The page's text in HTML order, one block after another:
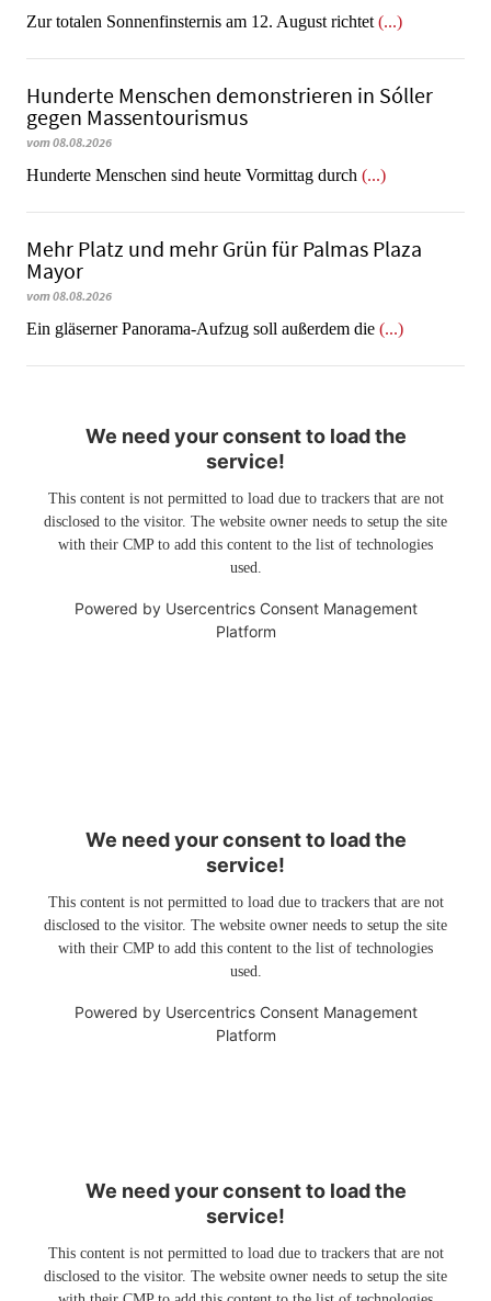
Zur totalen Sonnenfinsternis am 12. August richtet (...)
Hunderte Menschen demonstrieren in Sóller
gegen Massentourismus
vom 08.08.2026
Hunderte Menschen sind heute Vormittag durch (...)
Mehr Platz und mehr Grün für Palmas Plaza
Mayor
vom 08.08.2026
Ein gläserner Panorama-Aufzug soll außerdem die (...)
We need your consent to load the
service!
This content is not permitted to load due to trackers that are not
disclosed to the visitor. The website owner needs to setup the site
with their CMP to add this content to the list of technologies
used.
Powered by Usercentrics Consent Management
Platform
We need your consent to load the
service!
This content is not permitted to load due to trackers that are not
disclosed to the visitor. The website owner needs to setup the site
with their CMP to add this content to the list of technologies
used.
Powered by Usercentrics Consent Management
Platform
We need your consent to load the
service!
This content is not permitted to load due to trackers that are not
disclosed to the visitor. The website owner needs to setup the site